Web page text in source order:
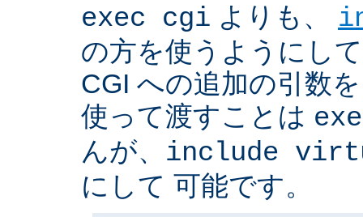
exec cgi よりも、
の方を使うようにし
CGI への追加の引数
使って渡すことは
んが、 include
にして 可能です。